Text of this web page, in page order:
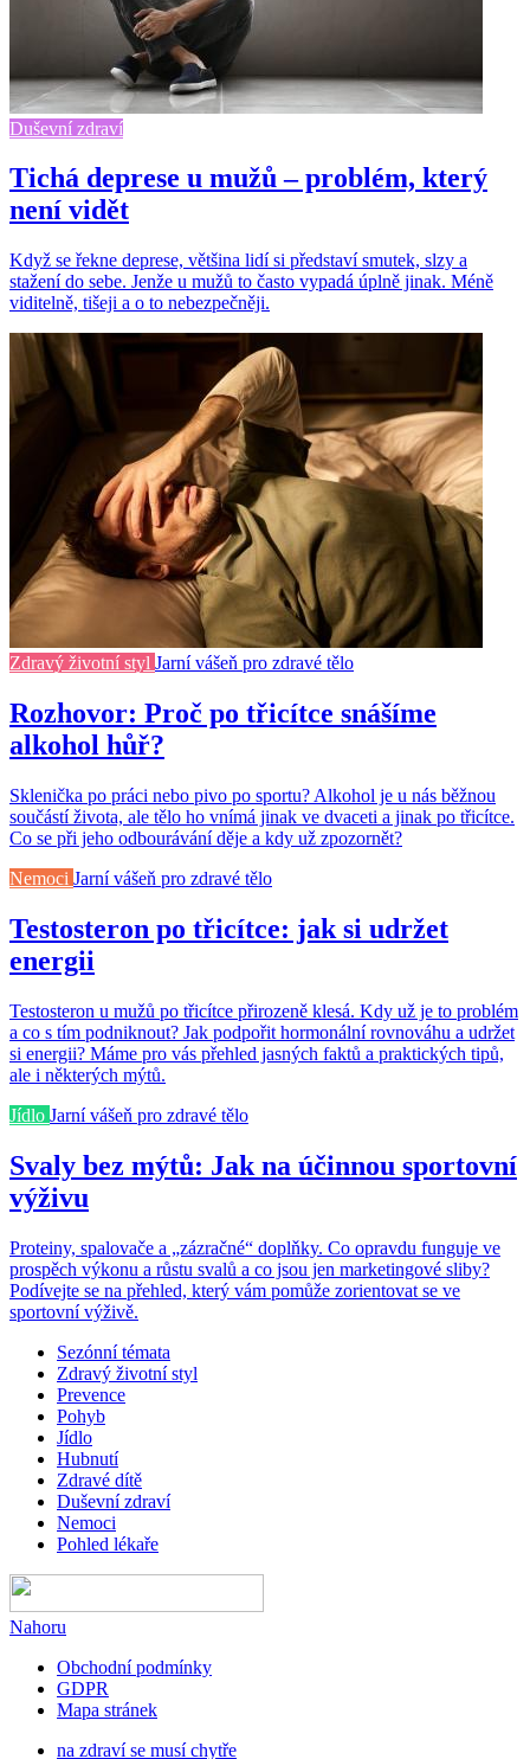
Duševní zdraví
Tichá deprese u mužů – problém, který
není vidět
Když se řekne deprese, většina lidí si představí smutek, slzy a
stažení do sebe. Jenže u mužů to často vypadá úplně jinak. Méně
viditelně, tišeji a o to nebezpečněji.
Zdravý životní styl Jarní vášeň pro zdravé tělo
Rozhovor: Proč po třicítce snášíme
alkohol hůř?
Sklenička po práci nebo pivo po sportu? Alkohol je u nás běžnou
součástí života, ale tělo ho vnímá jinak ve dvaceti a jinak po třicítce.
Co se při jeho odbourávání děje a kdy už zpozornět?
Nemoci Jarní vášeň pro zdravé tělo
Testosteron po třicítce: jak si udržet
energii
Testosteron u mužů po třicítce přirozeně klesá. Kdy už je to problém
a co s tím podniknout? Jak podpořit hormonální rovnováhu a udržet
si energii? Máme pro vás přehled jasných faktů a praktických tipů,
ale i některých mýtů.
Jídlo Jarní vášeň pro zdravé tělo
Svaly bez mýtů: Jak na účinnou sportovní
výživu
Proteiny, spalovače a „zázračné“ doplňky. Co opravdu funguje ve
prospěch výkonu a růstu svalů a co jsou jen marketingové sliby?
Podívejte se na přehled, který vám pomůže zorientovat se ve
sportovní výživě.
Sezónní témata
Zdravý životní styl
Prevence
Pohyb
Jídlo
Hubnutí
Zdravé dítě
Duševní zdraví
Nemoci
Pohled lékaře
Nahoru
Obchodní podmínky
GDPR
Mapa stránek
na zdraví se musí chytře